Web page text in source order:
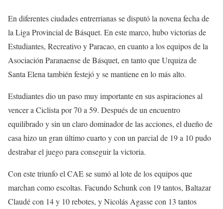
En diferentes ciudades entrerrianas se disputó la novena fecha de
la Liga Provincial de Básquet. En este marco, hubo victorias de
Estudiantes, Recreativo y Paracao, en cuanto a los equipos de la
Asociación Paranaense de Básquet, en tanto que Urquiza de
Santa Elena también festejó y se mantiene en lo más alto.
Estudiantes dio un paso muy importante en sus aspiraciones al
vencer a Ciclista por 70 a 59. Después de un encuentro
equilibrado y sin un claro dominador de las acciones, el dueño de
casa hizo un gran último cuarto y con un parcial de 19 a 10 pudo
destrabar el juego para conseguir la victoria.
Con este triunfo el CAE se sumó al lote de los equipos que
marchan como escoltas. Facundo Schunk con 19 tantos, Baltazar
Claudé con 14 y 10 rebotes, y Nicolás Agasse con 13 tantos